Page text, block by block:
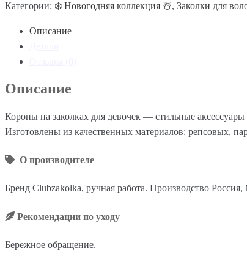
Категории: ❄️ Новогодняя коллекция ☃️, Заколки для
Описание
Описание
Короны на заколках для девочек — стильные
Изготовлены из качественных материалов: репсовых,
О производителе
Бренд Clubzakolka, ручная работа. Производство Россия,
Рекомендации по уходу
Бережное обращение.